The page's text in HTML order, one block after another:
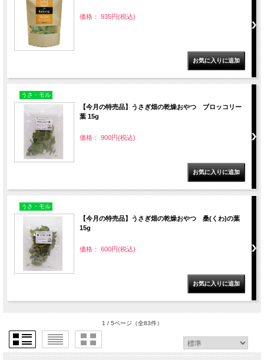
価格： 935円(税込)
うさ・モル
【今月の特売品】うさぎ畑の乾燥おやつ ブロッコリー
葉 15g
価格： 900円(税込)
うさ・モル
【今月の特売品】うさぎ畑の乾燥おやつ 桑(くわ)の葉
15g
価格： 600円(税込)
1 / 5ページ （全83件）